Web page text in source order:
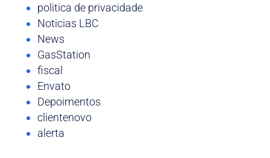
politica de privacidade
Noticias LBC
News
GasStation
fiscal
Envato
Depoimentos
clientenovo
alerta